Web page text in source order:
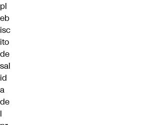
pl
eb
isc
ito
de
sal
id
a
de
l